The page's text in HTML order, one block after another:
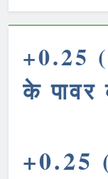
+0.25
के पावर
+0.25